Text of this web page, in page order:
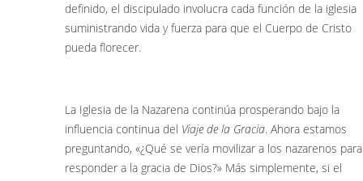
definido, el discipulado involucra cada función de la iglesia
suministrando vida y fuerza para que el Cuerpo de Cristo
pueda florecer.
La Iglesia de la Nazarena continúa prosperando bajo la
influencia continua del Viaje de la Gracia. Ahora estamos
preguntando, «¿Qué se vería movilizar a los nazarenos para
responder a la gracia de Dios?» Más simplemente, si el